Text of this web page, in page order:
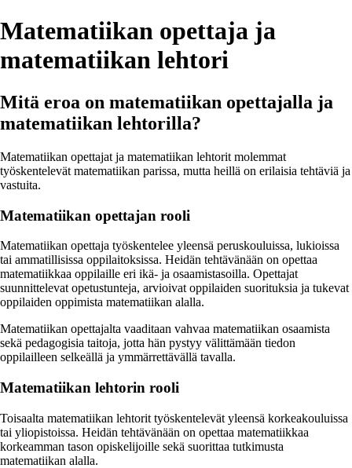
Matematiikan opettaja ja
matematiikan lehtori
Mitä eroa on matematiikan opettajalla ja
matematiikan lehtorilla?
Matematiikan opettajat ja matematiikan lehtorit molemmat
työskentelevät matematiikan parissa, mutta heillä on erilaisia tehtäviä ja
vastuita.
Matematiikan opettajan rooli
Matematiikan opettaja työskentelee yleensä peruskouluissa, lukioissa
tai ammatillisissa oppilaitoksissa. Heidän tehtävänään on opettaa
matematiikkaa oppilaille eri ikä- ja osaamistasoilla. Opettajat
suunnittelevat opetustunteja, arvioivat oppilaiden suorituksia ja tukevat
oppilaiden oppimista matematiikan alalla.
Matematiikan opettajalta vaaditaan vahvaa matematiikan osaamista
sekä pedagogisia taitoja, jotta hän pystyy välittämään tiedon
oppilailleen selkeällä ja ymmärrettävällä tavalla.
Matematiikan lehtorin rooli
Toisaalta matematiikan lehtorit työskentelevät yleensä korkeakouluissa
tai yliopistoissa. Heidän tehtävänään on opettaa matematiikkaa
korkeamman tason opiskelijoille sekä suorittaa tutkimusta
matematiikan alalla.